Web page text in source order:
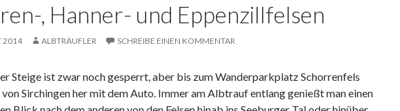
, Hanner- und Eppenzillfelsen
2014 ALBTRÄUFLER SCHREIBE EINEN KOMMENTAR
Steige ist zwar noch gesperrt, aber bis zum Wanderparkplatz Schorrenfels
Sirchingen her mit dem Auto. Immer am Albtrauf entlang genießt man einen